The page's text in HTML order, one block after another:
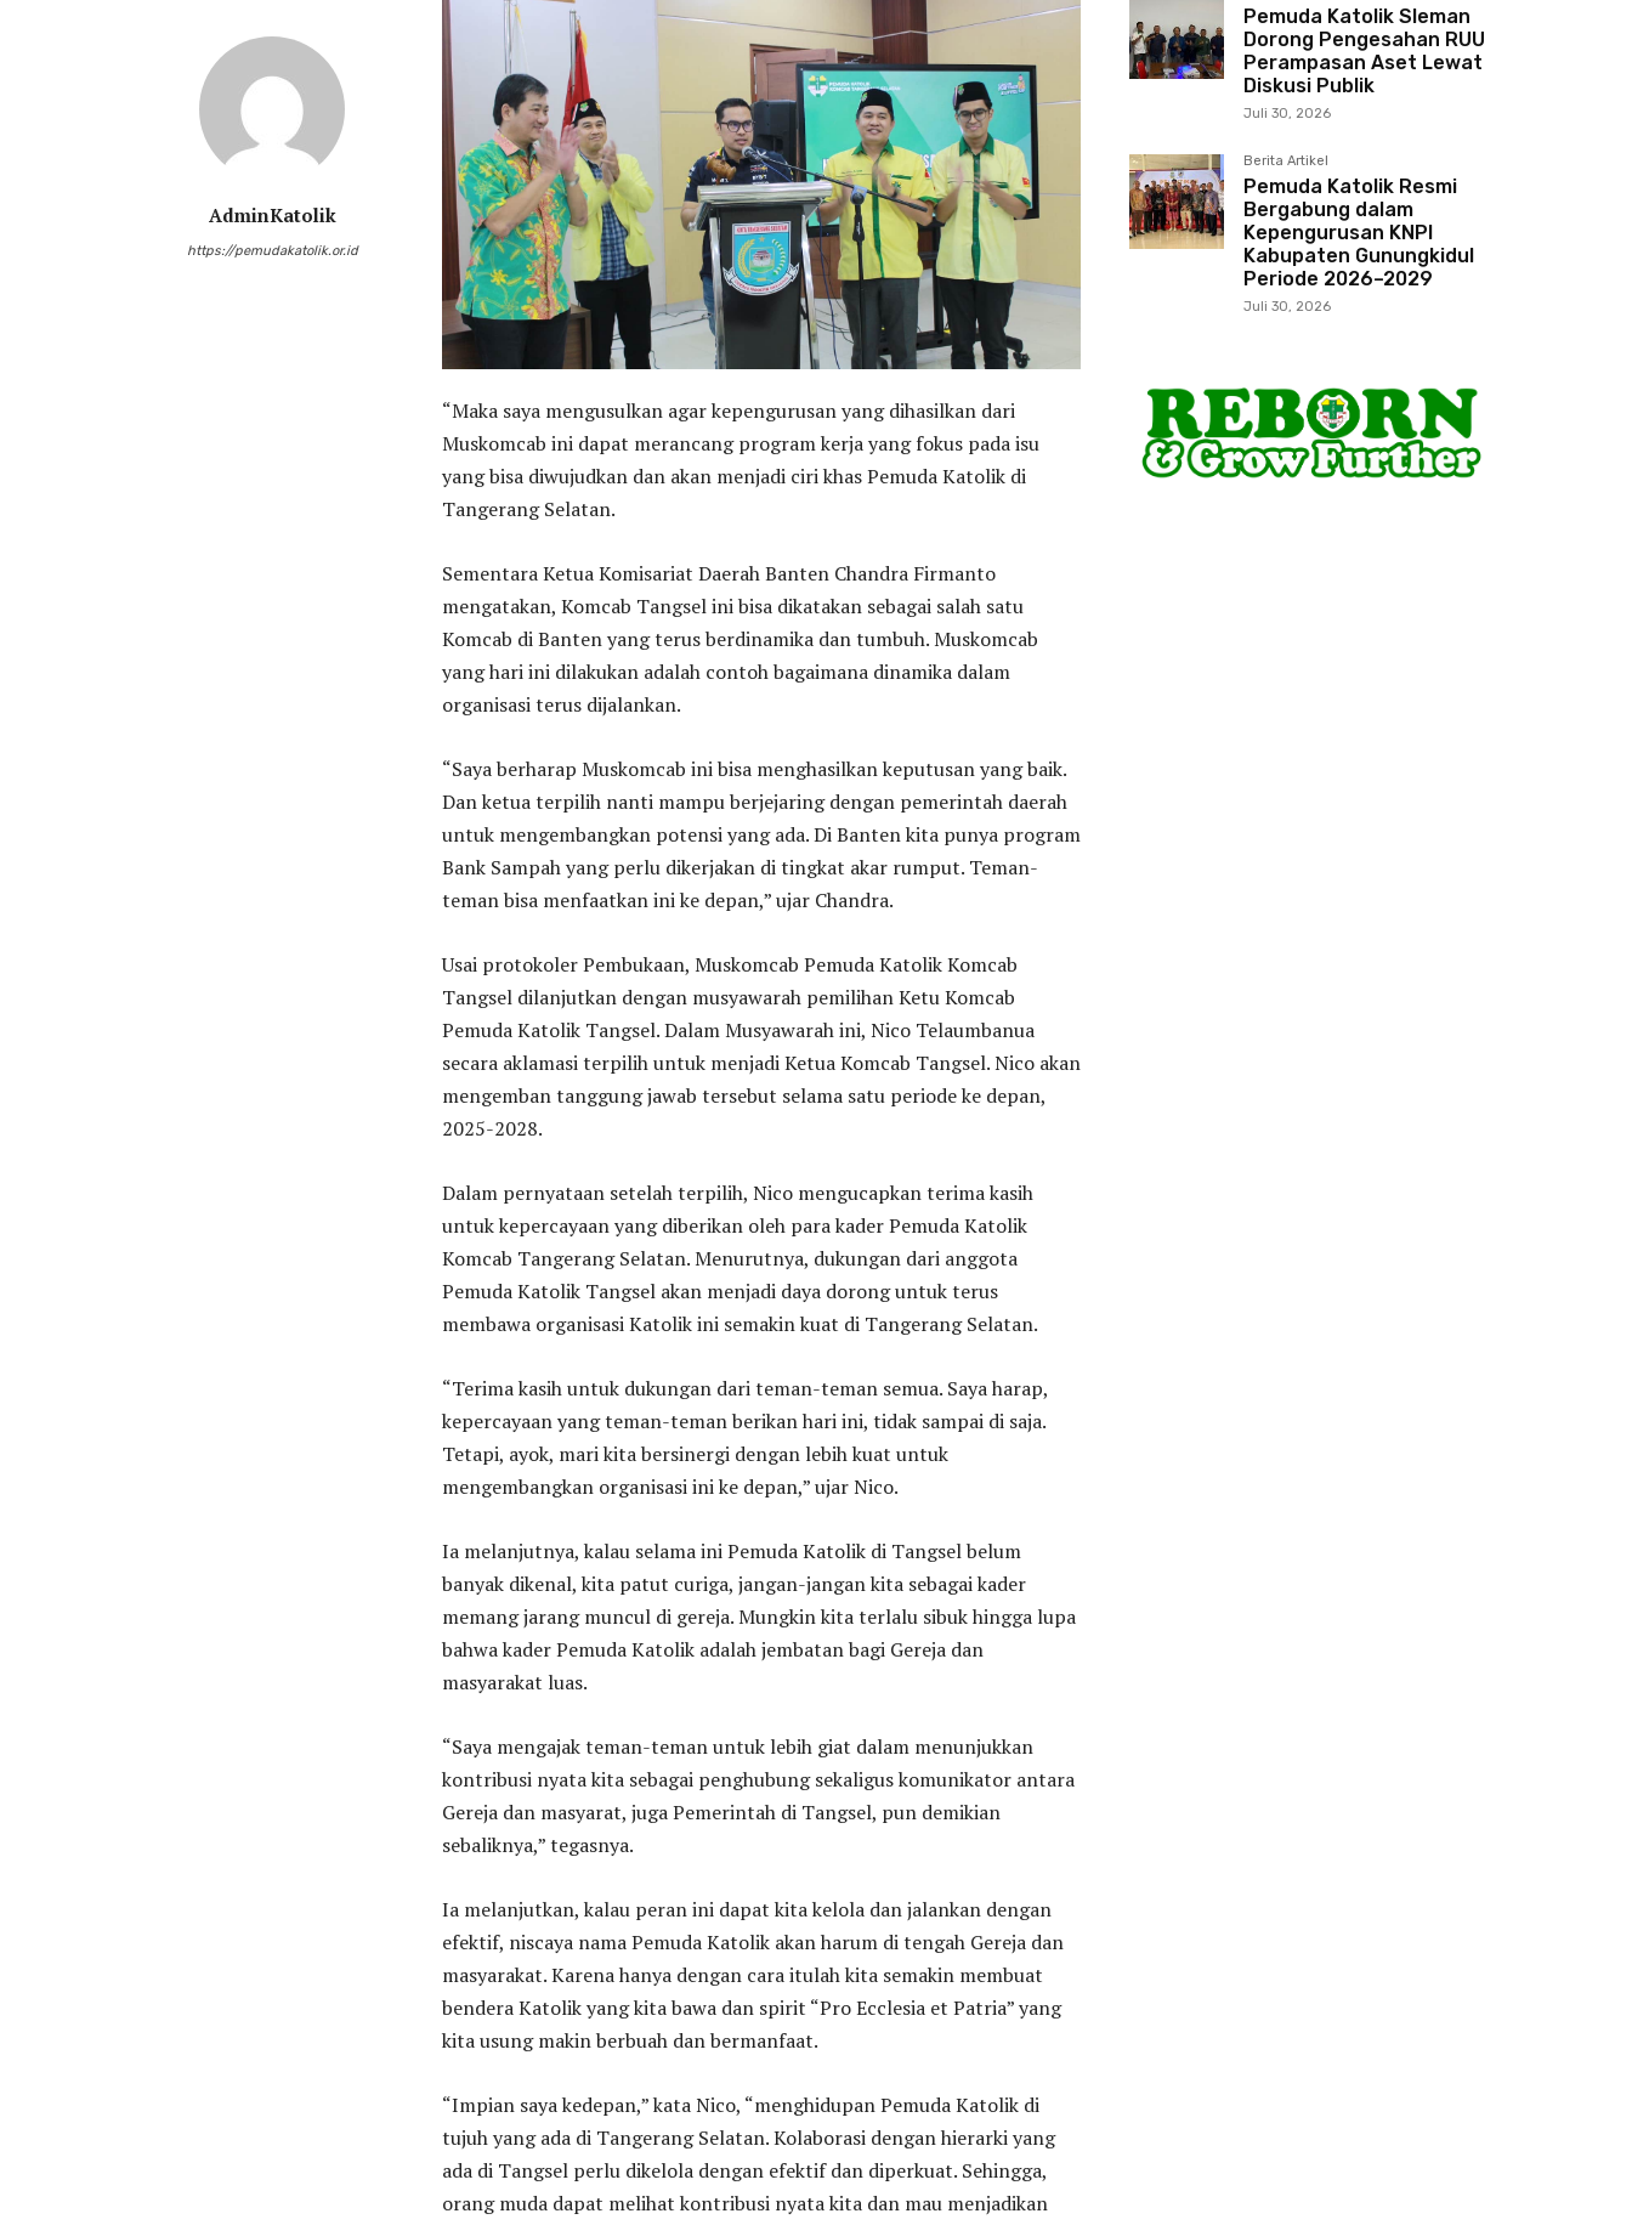
AdminKatolik
https://pemudakatolik.or.id
“Maka saya mengusulkan agar kepengurusan yang dihasilkan dari
Muskomcab ini dapat merancang program kerja yang fokus pada isu
yang bisa diwujudkan dan akan menjadi ciri khas Pemuda Katolik di
Tangerang Selatan.
Sementara Ketua Komisariat Daerah Banten Chandra Firmanto
mengatakan, Komcab Tangsel ini bisa dikatakan sebagai salah satu
Komcab di Banten yang terus berdinamika dan tumbuh. Muskomcab
yang hari ini dilakukan adalah contoh bagaimana dinamika dalam
organisasi terus dijalankan.
“Saya berharap Muskomcab ini bisa menghasilkan keputusan yang baik.
Dan ketua terpilih nanti mampu berjejaring dengan pemerintah daerah
untuk mengembangkan potensi yang ada. Di Banten kita punya program
Bank Sampah yang perlu dikerjakan di tingkat akar rumput. Teman-
teman bisa menfaatkan ini ke depan,” ujar Chandra.
Usai protokoler Pembukaan, Muskomcab Pemuda Katolik Komcab
Tangsel dilanjutkan dengan musyawarah pemilihan Ketu Komcab
Pemuda Katolik Tangsel. Dalam Musyawarah ini, Nico Telaumbanua
secara aklamasi terpilih untuk menjadi Ketua Komcab Tangsel. Nico akan
mengemban tanggung jawab tersebut selama satu periode ke depan,
2025-2028.
Dalam pernyataan setelah terpilih, Nico mengucapkan terima kasih
untuk kepercayaan yang diberikan oleh para kader Pemuda Katolik
Komcab Tangerang Selatan. Menurutnya, dukungan dari anggota
Pemuda Katolik Tangsel akan menjadi daya dorong untuk terus
membawa organisasi Katolik ini semakin kuat di Tangerang Selatan.
“Terima kasih untuk dukungan dari teman-teman semua. Saya harap,
kepercayaan yang teman-teman berikan hari ini, tidak sampai di saja.
Tetapi, ayok, mari kita bersinergi dengan lebih kuat untuk
mengembangkan organisasi ini ke depan,” ujar Nico.
Ia melanjutnya, kalau selama ini Pemuda Katolik di Tangsel belum
banyak dikenal, kita patut curiga, jangan-jangan kita sebagai kader
memang jarang muncul di gereja. Mungkin kita terlalu sibuk hingga lupa
bahwa kader Pemuda Katolik adalah jembatan bagi Gereja dan
masyarakat luas.
“Saya mengajak teman-teman untuk lebih giat dalam menunjukkan
kontribusi nyata kita sebagai penghubung sekaligus komunikator antara
Gereja dan masyarat, juga Pemerintah di Tangsel, pun demikian
sebaliknya,” tegasnya.
Ia melanjutkan, kalau peran ini dapat kita kelola dan jalankan dengan
efektif, niscaya nama Pemuda Katolik akan harum di tengah Gereja dan
masyarakat. Karena hanya dengan cara itulah kita semakin membuat
bendera Katolik yang kita bawa dan spirit “Pro Ecclesia et Patria” yang
kita usung makin berbuah dan bermanfaat.
“Impian saya kedepan,” kata Nico, “menghidupan Pemuda Katolik di
tujuh yang ada di Tangerang Selatan. Kolaborasi dengan hierarki yang
ada di Tangsel perlu dikelola dengan efektif dan diperkuat. Sehingga,
orang muda dapat melihat kontribusi nyata kita dan mau menjadikan
Pemuda Katolik Sleman
Dorong Pengesahan RUU
Perampasan Aset Lewat
Diskusi Publik
Juli 30, 2026
Berita Artikel
Pemuda Katolik Resmi
Bergabung dalam
Kepengurusan KNPI
Kabupaten Gunungkidul
Periode 2026–2029
Juli 30, 2026